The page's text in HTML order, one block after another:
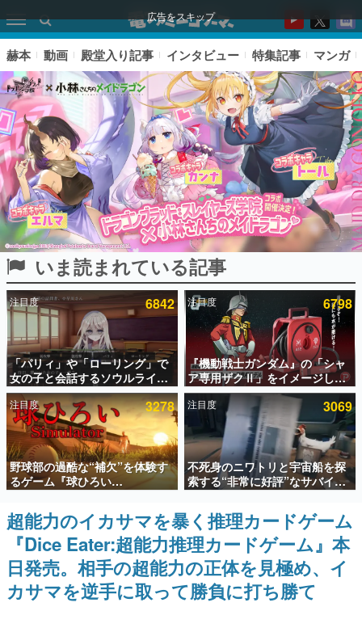
広告をスキップ
ピックアップ
電ファミのいま読まれている記事ランキング
アプリセール情報
インタビュー
連載・特集一覧
殿堂入り記事
SNS拡散数が数千以上！ ページビュー数万以上！ などな
ど。多くの人々に読まれた、電ファミ渾身の“殿堂入り”記
事をまとめました。
ゲームの企画書
名作ゲームクリエイターの方々に製作時のエピソードをお
聞きし、ヒットする企画（ゲーム）とは何か？を探ってい
きます。
赫本
この物語を解いてはいけない。『赫本』は、〈試験問題〉
赫本 動画 殿堂入り記事 インタビュー 特集記事 マンガ
いま読まれている記事
注目度 6842
「パリィ」や「ローリング」で
女の子と会話するソウルライク
恋愛ゲーム『小早川さんはソウ
ルライク』無料公開。返事に失
敗すると「YOU DIED」
注目度 6798
『機動戦士ガンダム』の「シャ
ア専用ザクⅡ」をイメージした
散水ホースリールが予約開始。
本体にはシャアのパーソナルマ
ークやジオン公国軍のエンブレ
ム、型式番号などを配置
注目度 3278
野球部の過酷な“補欠”を体験す
るゲーム『球ひろい
Simulator』が「1件」のウィッ
シュリストをもとにチェコ語に
対応しSNSで話題に。『キング
ダム・カム』開発元やチェコの
プロ野球選手から称賛の声
注目度 3069
不死身のニワトリと宇宙船を探
索する“非常に好評”なサバイバ
ルゲーム『Breathedge』が無
料で配布中。入手できる期間は8
月10日まで
超能力のイカサマを暴く推理カードゲーム
『Dice Eater:超能力推理カードゲーム』本
日発売。相手の超能力の正体を見極め、イ
カサマを逆手に取って勝負に打ち勝て